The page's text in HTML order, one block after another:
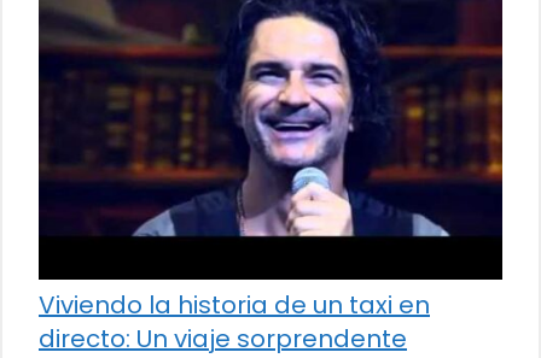
Viviendo la historia de un taxi en
directo: Un viaje sorprendente